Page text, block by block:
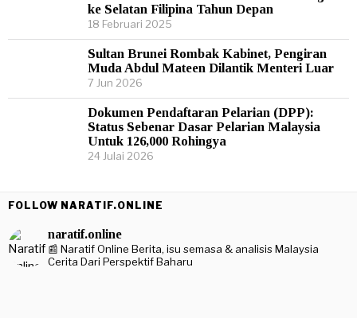
ke Selatan Filipina Tahun Depan
18 Februari 2025
Sultan Brunei Rombak Kabinet, Pengiran
Muda Abdul Mateen Dilantik Menteri Luar
7 Jun 2026
Dokumen Pendaftaran Pelarian (DPP):
Status Sebenar Dasar Pelarian Malaysia
Untuk 126,000 Rohingya
24 Julai 2026
FOLLOW NARATIF.ONLINE
naratif.online
📰 Naratif Online Berita, isu semasa & analisis Malaysia
Cerita Dari Perspektif Baharu